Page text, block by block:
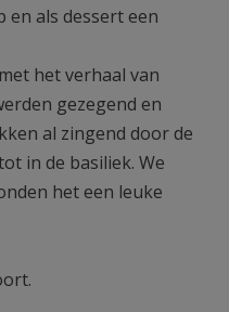
als dessert een
het verhaal van
gezegend en
al zingend door de
in de basiliek. We
het een leuke